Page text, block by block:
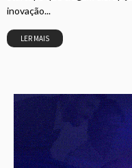
inovação...
LER MAIS